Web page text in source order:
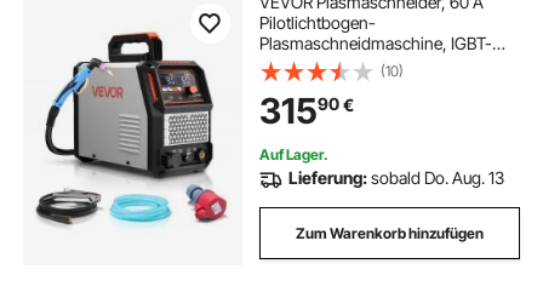
Pilotlichtbogen-
Plasmaschneidmaschine, IGBT-
Wechselrichter mit Digitalanzeige –
mit 2T/4T-Funktion & einstellbarer
PA/PT-Zeit für industriellen Einsatz
(400 V 3-Phasen)
(10)
31590€
Auf Lager.
Lieferung:sobald Do. Aug. 13
Zum Warenkorb hinzufügen